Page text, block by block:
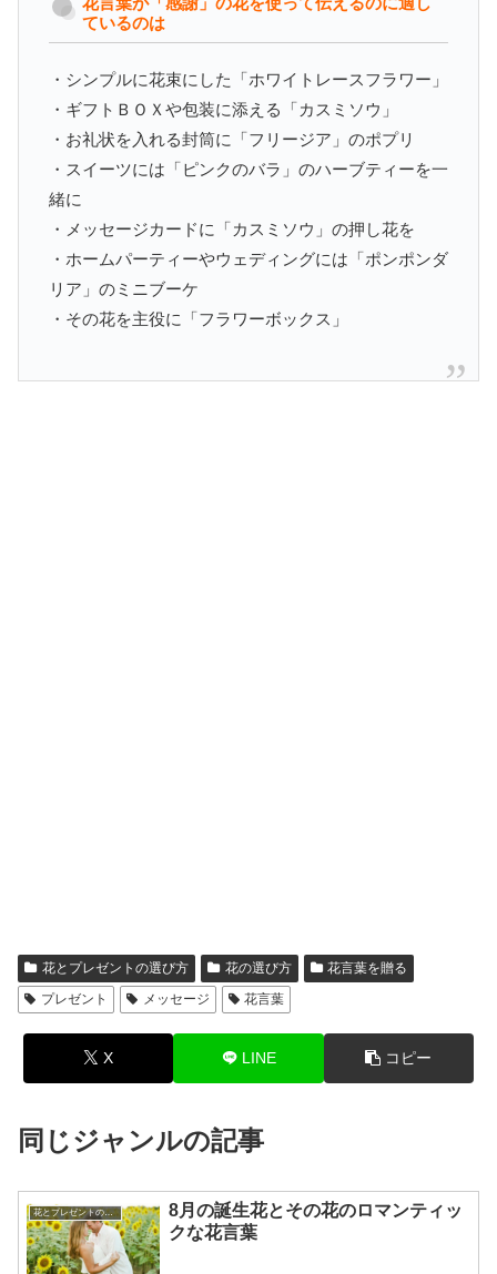
ているのは
・シンプルに花束にした「ホワイトレースフラワー」
・ギフトＢＯＸや包装に添える「カスミソウ」
・お礼状を入れる封筒に「フリージア」のポプリ
・スイーツには「ピンクのバラ」のハーブティーを一
緒に
・メッセージカードに「カスミソウ」の押し花を
・ホームパーティーやウェディングには「ポンポンダ
リア」のミニブーケ
・その花を主役に「フラワーボックス」
花とプレゼントの選び方 花の選び方
花言葉を贈る
プレゼント
メッセージ 花言葉
X LINE コピー
同じジャンルの記事
花とプレゼントの選び方
8月の誕生花とその花のロマンティッ
クな花言葉